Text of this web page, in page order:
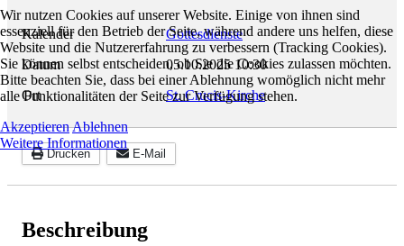
Kalender
Gottesdienste
Datum
05.10.2025 10:30
Ort
St. Crucis-Kirche
Drucken E-Mail
Beschreibung
Wir nutzen Cookies auf unserer Website. Einige von ihnen sind
essenziell für den Betrieb der Seite, während andere uns helfen, diese
Website und die Nutzererfahrung zu verbessern (Tracking Cookies).
Sie können selbst entscheiden, ob Sie die Cookies zulassen möchten.
Bitte beachten Sie, dass bei einer Ablehnung womöglich nicht mehr
alle Funktionalitäten der Seite zur Verfügung stehen.
AkzeptierenAblehnen
Weitere Informationen